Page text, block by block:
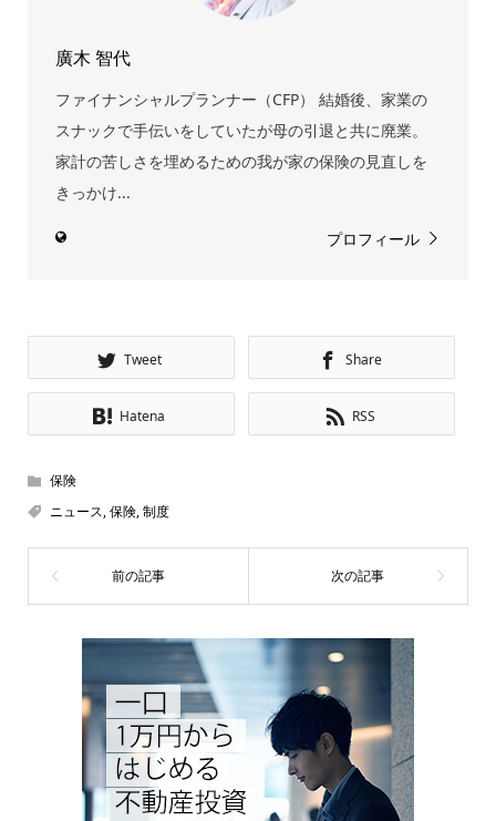
廣木 智代
ファイナンシャルプランナー（CFP） 結婚後、家業の
スナックで手伝いをしていたが母の引退と共に廃業。
家計の苦しさを埋めるための我が家の保険の見直しを
きっかけ...
プロフィール
Tweet Share
Hatena RSS
保険
ニュース,保険,制度